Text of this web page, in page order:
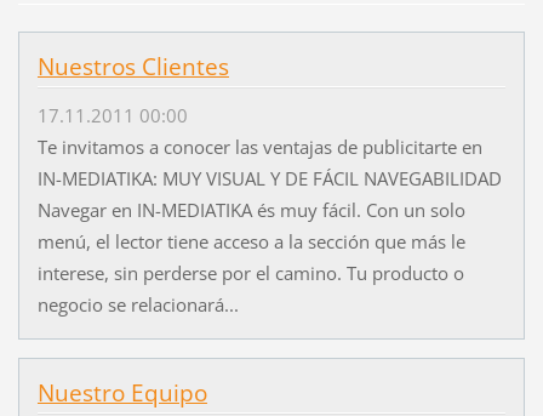
Nuestros Clientes
17.11.2011 00:00
Te invitamos a conocer las ventajas de publicitarte en
IN-MEDIATIKA: MUY VISUAL Y DE FÁCIL NAVEGABILIDAD
Navegar en IN-MEDIATIKA és muy fácil. Con un solo
menú, el lector tiene acceso a la sección que más le
interese, sin perderse por el camino. Tu producto o
negocio se relacionará...
Nuestro Equipo